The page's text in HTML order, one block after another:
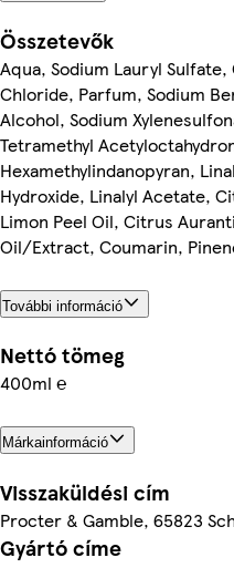
Összetevők
Aqua, Sodium Lauryl
Chloride, Parfum, Sodium
Alcohol, Sodium
Tetramethyl
Hexamethylindanopyran,
Hydroxide, Linalyl Acetate,
Limon Peel Oil, Citrus
Oil/Extract, Coumarin,
További információ
Nettó tömeg
400ml ℮
Márkainformáció
Visszaküldési cím
Procter & Gamble, 65823
Gyártó címe